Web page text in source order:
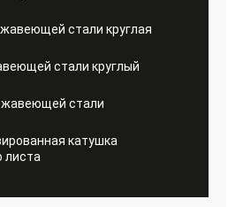
стали круглая
стали круглый
стали
катушка
листа